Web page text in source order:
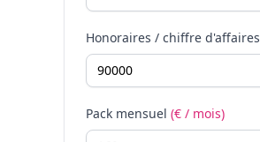
Honoraires / chiffre d'affaires
Pack mensuel (€ / mois)